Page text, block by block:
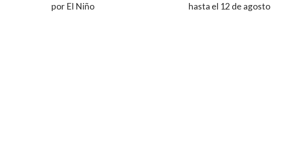
por El Niño
hasta el 12 de agosto